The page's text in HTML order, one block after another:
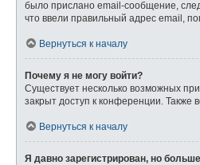
было прислано email-сообщение,
что ввели правильный адрес email,
Вернуться к началу
Почему я не могу войти?
Существует несколько возможных
закрыт доступ к конференции.
Вернуться к началу
Я давно зарегистрирован, но